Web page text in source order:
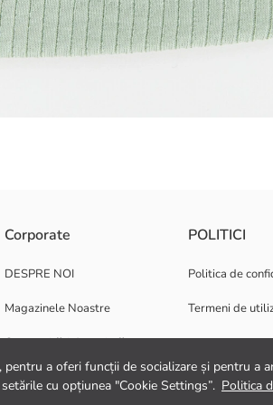
a oferi funcții de socializare și pentru a
cu opțiunea "Cookie Settings”. Politica
Corporate
DESPRE NOI
Magazinele Noastre
Oportunități de carieră
Suport corporativ
POLITICI
Politica de
Termeni de